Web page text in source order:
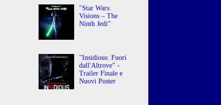
"Star Wars:
Visions – The
Ninth Jedi"
"Insidious: Fuori
dall'Altrove" -
Trailer Finale e
Nuovi Poster